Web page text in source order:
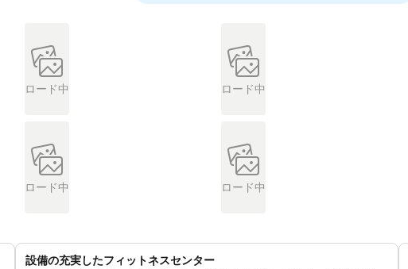
ロード中 ロード中
ロード中 ロード中
設備の充実したフィットネスセンター